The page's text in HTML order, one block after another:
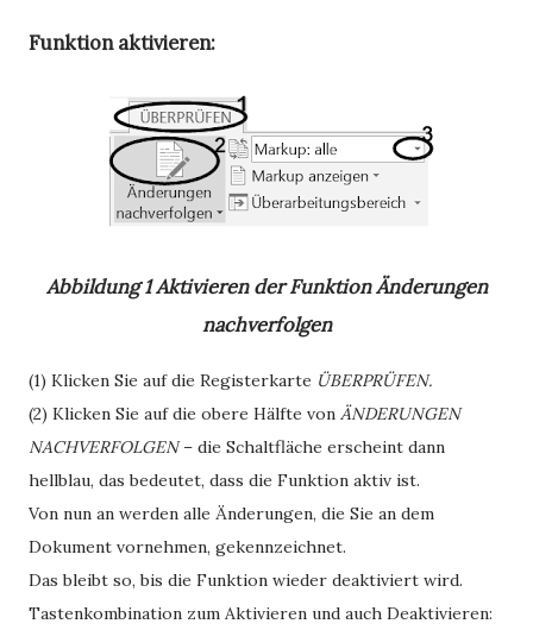
Funktion aktivieren:
Abbildung 1 Aktivieren der Funktion Änderungen
nachverfolgen
(1) Klicken Sie auf die Registerkarte ÜBERPRÜFEN.
(2) Klicken Sie auf die obere Hälfte von ÄNDERUNGEN
NACHVERFOLGEN– die Schaltfläche erscheint dann
hellblau, das bedeutet, dass die Funktion aktiv ist.
Von nun an werden alle Änderungen, die Sie an dem
Dokument vornehmen, gekennzeichnet.
Das bleibt so, bis die Funktion wieder deaktiviert wird.
Tastenkombination zum Aktivieren und auch Deaktivieren: